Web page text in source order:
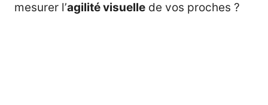
mesurer l’agilité visuelle de vos proches ?